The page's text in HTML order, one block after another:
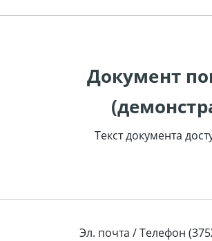
Документ
Текст документа
Эл. почта / Телефон